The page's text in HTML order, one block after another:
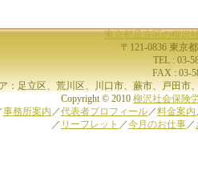
東京都足立区の柳沢
〒121-0836 東京
TEL : 03-
FAX : 03-
：足立区、荒川区、川口市、蕨市、戸田市
Copyright © 2010 柳沢社会保険
事務所案内 ／代表者プロフィール／料金案内
／ リーフレット ／今月のお仕事／